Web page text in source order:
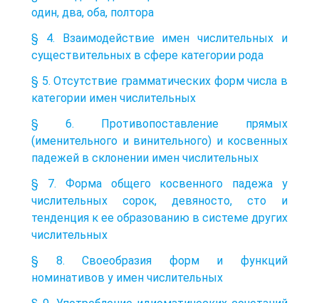
один, два, оба, полтора
§ 4. Взаимодействие имен числительных и
существительных в сфере категории рода
§ 5. Отсутствие грамматических форм числа в
категории имен числительных
§ 6. Противопоставление прямых
(именительного и винительного) и косвенных
падежей в склонении имен числительных
§ 7. Форма общего косвенного падежа у
числительных сорок, девяносто, сто и
тенденция к ее образованию в системе других
числительных
§ 8. Своеобразия форм и функций
номинативов у имен числительных